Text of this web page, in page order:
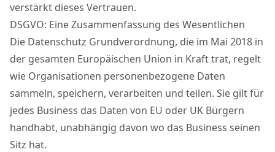
verstärkt dieses Vertrauen.
DSGVO: Eine Zusammenfassung des Wesentlichen
Die Datenschutz Grundverordnung, die im Mai 2018 in
der gesamten Europäischen Union in Kraft trat, regelt
wie Organisationen personenbezogene Daten
sammeln, speichern, verarbeiten und teilen. Sie gilt für
jedes Business das Daten von EU oder UK Bürgern
handhabt, unabhängig davon wo das Business seinen
Sitz hat.